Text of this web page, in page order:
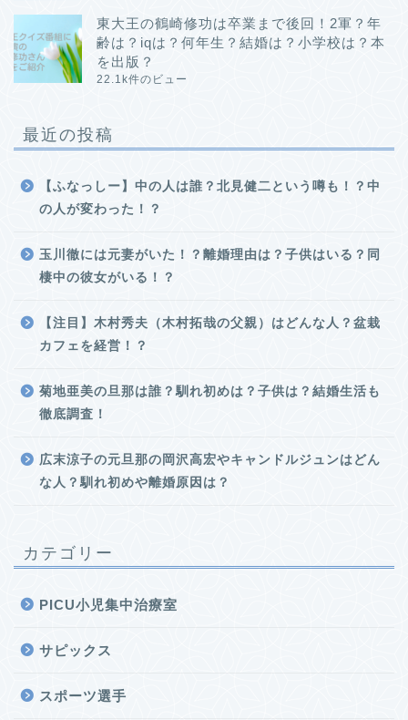
東大王の鶴崎修功は卒業まで後回！2軍？年
齢は？iqは？何年生？結婚は？小学校は？本
を出版？
22.1k件のビュー
最近の投稿
【ふなっしー】中の人は誰？北見健二という噂も！？中
の人が変わった！？
玉川徹には元妻がいた！？離婚理由は？子供はいる？同
棲中の彼女がいる！？
【注目】木村秀夫（木村拓哉の父親）はどんな人？盆栽
カフェを経営！？
菊地亜美の旦那は誰？馴れ初めは？子供は？結婚生活も
徹底調査！
広末涼子の元旦那の岡沢高宏やキャンドルジュンはどん
な人？馴れ初めや離婚原因は？
カテゴリー
PICU小児集中治療室
サピックス
スポーツ選手